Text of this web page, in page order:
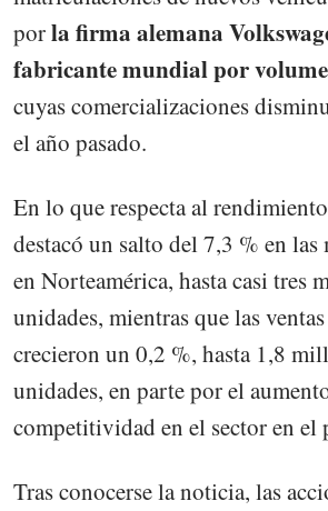
porla firma alemana
fabricante mundial por
cuyas comercializaciones
el año pasado.
En lo que respecta al
destacó un salto del 7,3 % en
en Norteamérica, hasta casi tres
unidades, mientras que las
crecieron un 0,2 %, hasta 1,8
unidades, en parte por el
competitividad en el sector en el
Tras conocerse la noticia, las